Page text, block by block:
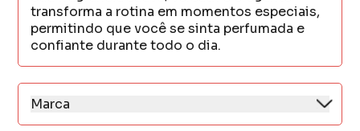
transforma a rotina em momentos especiais,
permitindo que você se sinta perfumada e
confiante durante todo o dia.
Marca
Paixão é uma marca referência em hidratação